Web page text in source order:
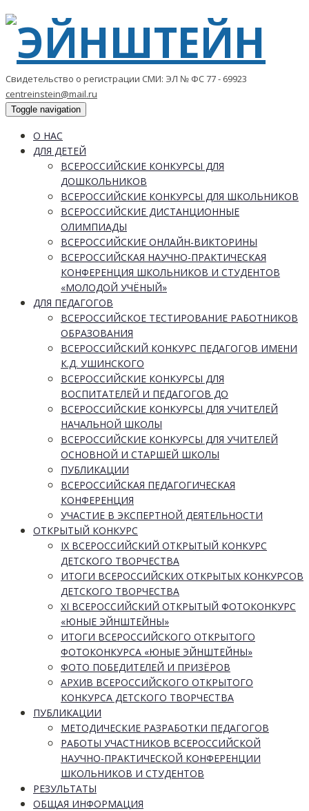
Свидетельство о регистрации СМИ: ЭЛ № ФС 77 - 69923
centreinstein@mail.ru
Toggle navigation
О НАС
ДЛЯ ДЕТЕЙ
ВСЕРОССИЙСКИЕ КОНКУРСЫ ДЛЯ
ДОШКОЛЬНИКОВ
ВСЕРОССИЙСКИЕ КОНКУРСЫ ДЛЯ ШКОЛЬНИКОВ
ВСЕРОССИЙСКИЕ ДИСТАНЦИОННЫЕ
ОЛИМПИАДЫ
ВСЕРОССИЙСКИЕ ОНЛАЙН-ВИКТОРИНЫ
ВСЕРОССИЙСКАЯ НАУЧНО-ПРАКТИЧЕСКАЯ
КОНФЕРЕНЦИЯ ШКОЛЬНИКОВ И СТУДЕНТОВ
«МОЛОДОЙ УЧЁНЫЙ»
ДЛЯ ПЕДАГОГОВ
ВСЕРОССИЙСКОЕ ТЕСТИРОВАНИЕ РАБОТНИКОВ
ОБРАЗОВАНИЯ
ВСЕРОССИЙСКИЙ КОНКУРС ПЕДАГОГОВ ИМЕНИ
К.Д. УШИНСКОГО
ВСЕРОССИЙСКИЕ КОНКУРСЫ ДЛЯ
ВОСПИТАТЕЛЕЙ И ПЕДАГОГОВ ДО
ВСЕРОССИЙСКИЕ КОНКУРСЫ ДЛЯ УЧИТЕЛЕЙ
НАЧАЛЬНОЙ ШКОЛЫ
ВСЕРОССИЙСКИЕ КОНКУРСЫ ДЛЯ УЧИТЕЛЕЙ
ОСНОВНОЙ И СТАРШЕЙ ШКОЛЫ
ПУБЛИКАЦИИ
ВСЕРОССИЙСКАЯ ПЕДАГОГИЧЕСКАЯ
КОНФЕРЕНЦИЯ
УЧАСТИЕ В ЭКСПЕРТНОЙ ДЕЯТЕЛЬНОСТИ
ОТКРЫТЫЙ КОНКУРС
IX ВСЕРОССИЙСКИЙ ОТКРЫТЫЙ КОНКУРС
ДЕТСКОГО ТВОРЧЕСТВА
ИТОГИ ВСЕРОССИЙСКИХ ОТКРЫТЫХ КОНКУРСОВ
ДЕТСКОГО ТВОРЧЕСТВА
XI ВСЕРОССИЙСКИЙ ОТКРЫТЫЙ ФОТОКОНКУРС
«ЮНЫЕ ЭЙНШТЕЙНЫ»
ИТОГИ ВСЕРОССИЙСКОГО ОТКРЫТОГО
ФОТОКОНКУРСА «ЮНЫЕ ЭЙНШТЕЙНЫ»
ФОТО ПОБЕДИТЕЛЕЙ И ПРИЗЁРОВ
АРХИВ ВСЕРОССИЙСКОГО ОТКРЫТОГО
КОНКУРСА ДЕТСКОГО ТВОРЧЕСТВА
ПУБЛИКАЦИИ
МЕТОДИЧЕСКИЕ РАЗРАБОТКИ ПЕДАГОГОВ
РАБОТЫ УЧАСТНИКОВ ВСЕРОССИЙСКОЙ
НАУЧНО-ПРАКТИЧЕСКОЙ КОНФЕРЕНЦИИ
ШКОЛЬНИКОВ И СТУДЕНТОВ
РЕЗУЛЬТАТЫ
ОБЩАЯ ИНФОРМАЦИЯ